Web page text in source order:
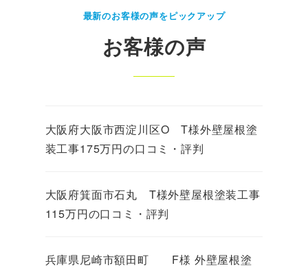
最新のお客様の声をピックアップ
お客様の声
大阪府大阪市西淀川区O T様外壁屋根塗
装工事175万円の口コミ・評判
大阪府箕面市石丸 T様外壁屋根塗装工事
115万円の口コミ・評判
兵庫県尼崎市額田町 F様 外壁屋根塗